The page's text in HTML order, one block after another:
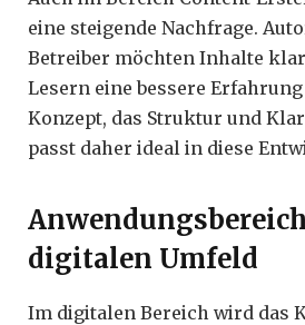
eine steigende Nachfrage.
Betreiber möchten Inhalte
Lesern eine bessere
Konzept, das Struktur und
passt daher ideal in diese
digitalen Umfeld
Im digitalen Bereich wird das